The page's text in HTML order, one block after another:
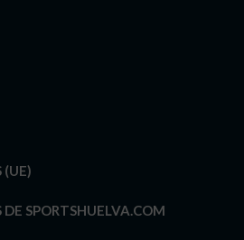
(UE)
SPORTSHUELVA.COM